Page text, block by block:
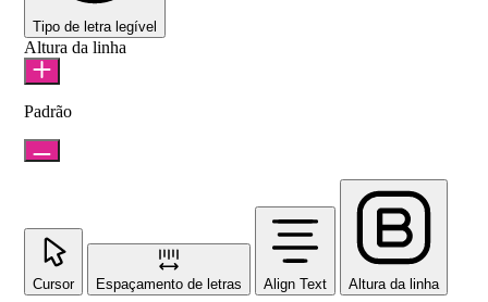
Tipo de letra legível
Altura da linha
Padrão
Cursor Espaçamento de letras Align Text Altura da linha